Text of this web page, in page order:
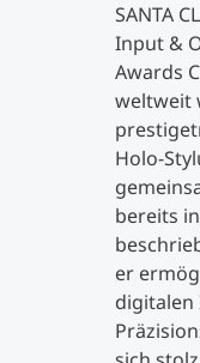
SANTA
Input &
Awards
weltweit
Holo-
bereits
er
digitalen